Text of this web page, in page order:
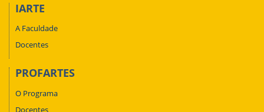
IARTE
A Faculdade
Docentes
PROFARTES
O Programa
Docentes